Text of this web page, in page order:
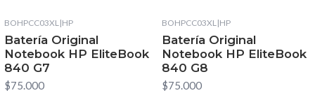
BOHPCC03XL|HP
Batería Original
Notebook HP EliteBook
840 G7
$75.000
BOHPCC03XL|HP
Batería Original
Notebook HP EliteBook
840 G8
$75.000